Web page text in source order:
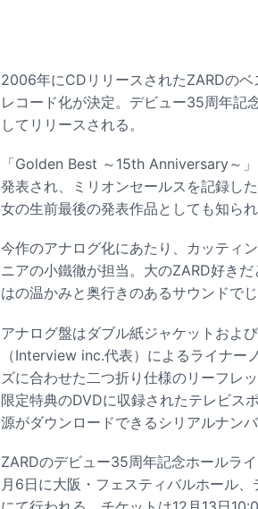
2006年にCDリリースされたZARDの
レコード化が決定。デビュー35周年
してリリースされる。
「Golden Best ～15th Anniversary～
発表され、ミリオンセールスを記録し
女の生前最後の発表作品としても知られ
今作のアナログ化にあたり、カッティ
ニアの小鐵徹が担当。大のZARD好き
はの温かみと奥行きのあるサウンドで
アナログ盤はダブル紙ジャケットおよ
（Interview inc.代表）によるライナ
ズに合わせた二つ折り仕様のリーフレ
限定特典のDVDに収録されたテレビス
源がダウンロードできるシリアルナン
ZARDのデビュー35周年記念ホールラ
月6日に大阪・フェスティバルホール